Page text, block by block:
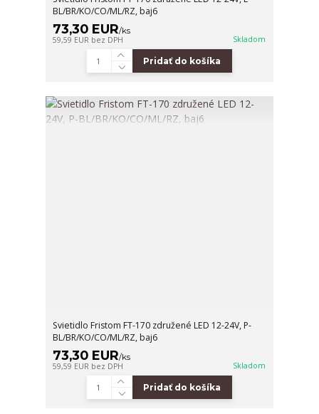
BL/BR/KO/CO/ML/RZ, baj6
73,30 EUR/ks
59,59 EUR bez DPH Skladom
Pridať do košíka
Svietidlo Fristom FT-170 združené LED 12-24V, P-
BL/BR/KO/CO/ML/RZ, baj6
73,30 EUR/ks
59,59 EUR bez DPH Skladom
Pridať do košíka